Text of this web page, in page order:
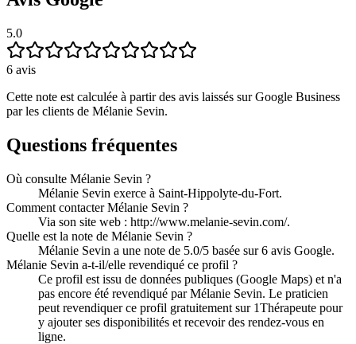
5.0
6 avis
Cette note est calculée à partir des avis laissés sur Google Business
par les clients de Mélanie Sevin.
Questions fréquentes
Où consulte Mélanie Sevin ?
Mélanie Sevin exerce à Saint-Hippolyte-du-Fort.
Comment contacter Mélanie Sevin ?
Via son site web : http://www.melanie-sevin.com/.
Quelle est la note de Mélanie Sevin ?
Mélanie Sevin a une note de 5.0/5 basée sur 6 avis Google.
Mélanie Sevin a-t-il/elle revendiqué ce profil ?
Ce profil est issu de données publiques (Google Maps) et n'a
pas encore été revendiqué par Mélanie Sevin. Le praticien
peut revendiquer ce profil gratuitement sur 1Thérapeute pour
y ajouter ses disponibilités et recevoir des rendez-vous en
ligne.